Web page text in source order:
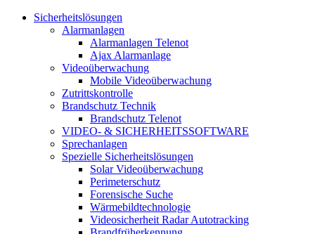
Sicherheitslösungen
Alarmanlagen
Alarmanlagen Telenot
Ajax Alarmanlage
Videoüberwachung
Mobile Videoüberwachung
Zutrittskontrolle
Brandschutz Technik
Brandschutz Telenot
VIDEO- & SICHERHEITSSOFTWARE
Sprechanlagen
Spezielle Sicherheitslösungen
Solar Videoüberwachung
Perimeterschutz
Forensische Suche
Wärmebildtechnologie
Videosicherheit Radar Autotracking​